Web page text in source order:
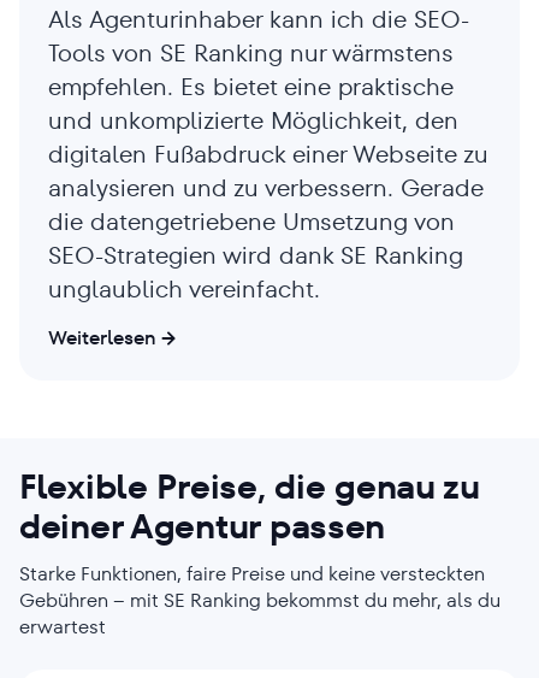
Als Agenturinhaber kann ich die SEO-
Tools von SE Ranking nur wärmstens
empfehlen. Es bietet eine praktische
und unkomplizierte Möglichkeit, den
digitalen Fußabdruck einer Webseite zu
analysieren und zu verbessern. Gerade
die datengetriebene Umsetzung von
SEO-Strategien wird dank SE Ranking
unglaublich vereinfacht.
Weiterlesen
Unternehmen
Unternehmensart
Online-Marketing-Agentur
Unternehmen
CSW.AGENCY
Unternehmensart
SEO-Agentur
Flexible Preise, die genau zu
deiner Agentur passen
Starke Funktionen, faire Preise und keine versteckten
Gebühren – mit SE Ranking bekommst du mehr, als du
erwartest